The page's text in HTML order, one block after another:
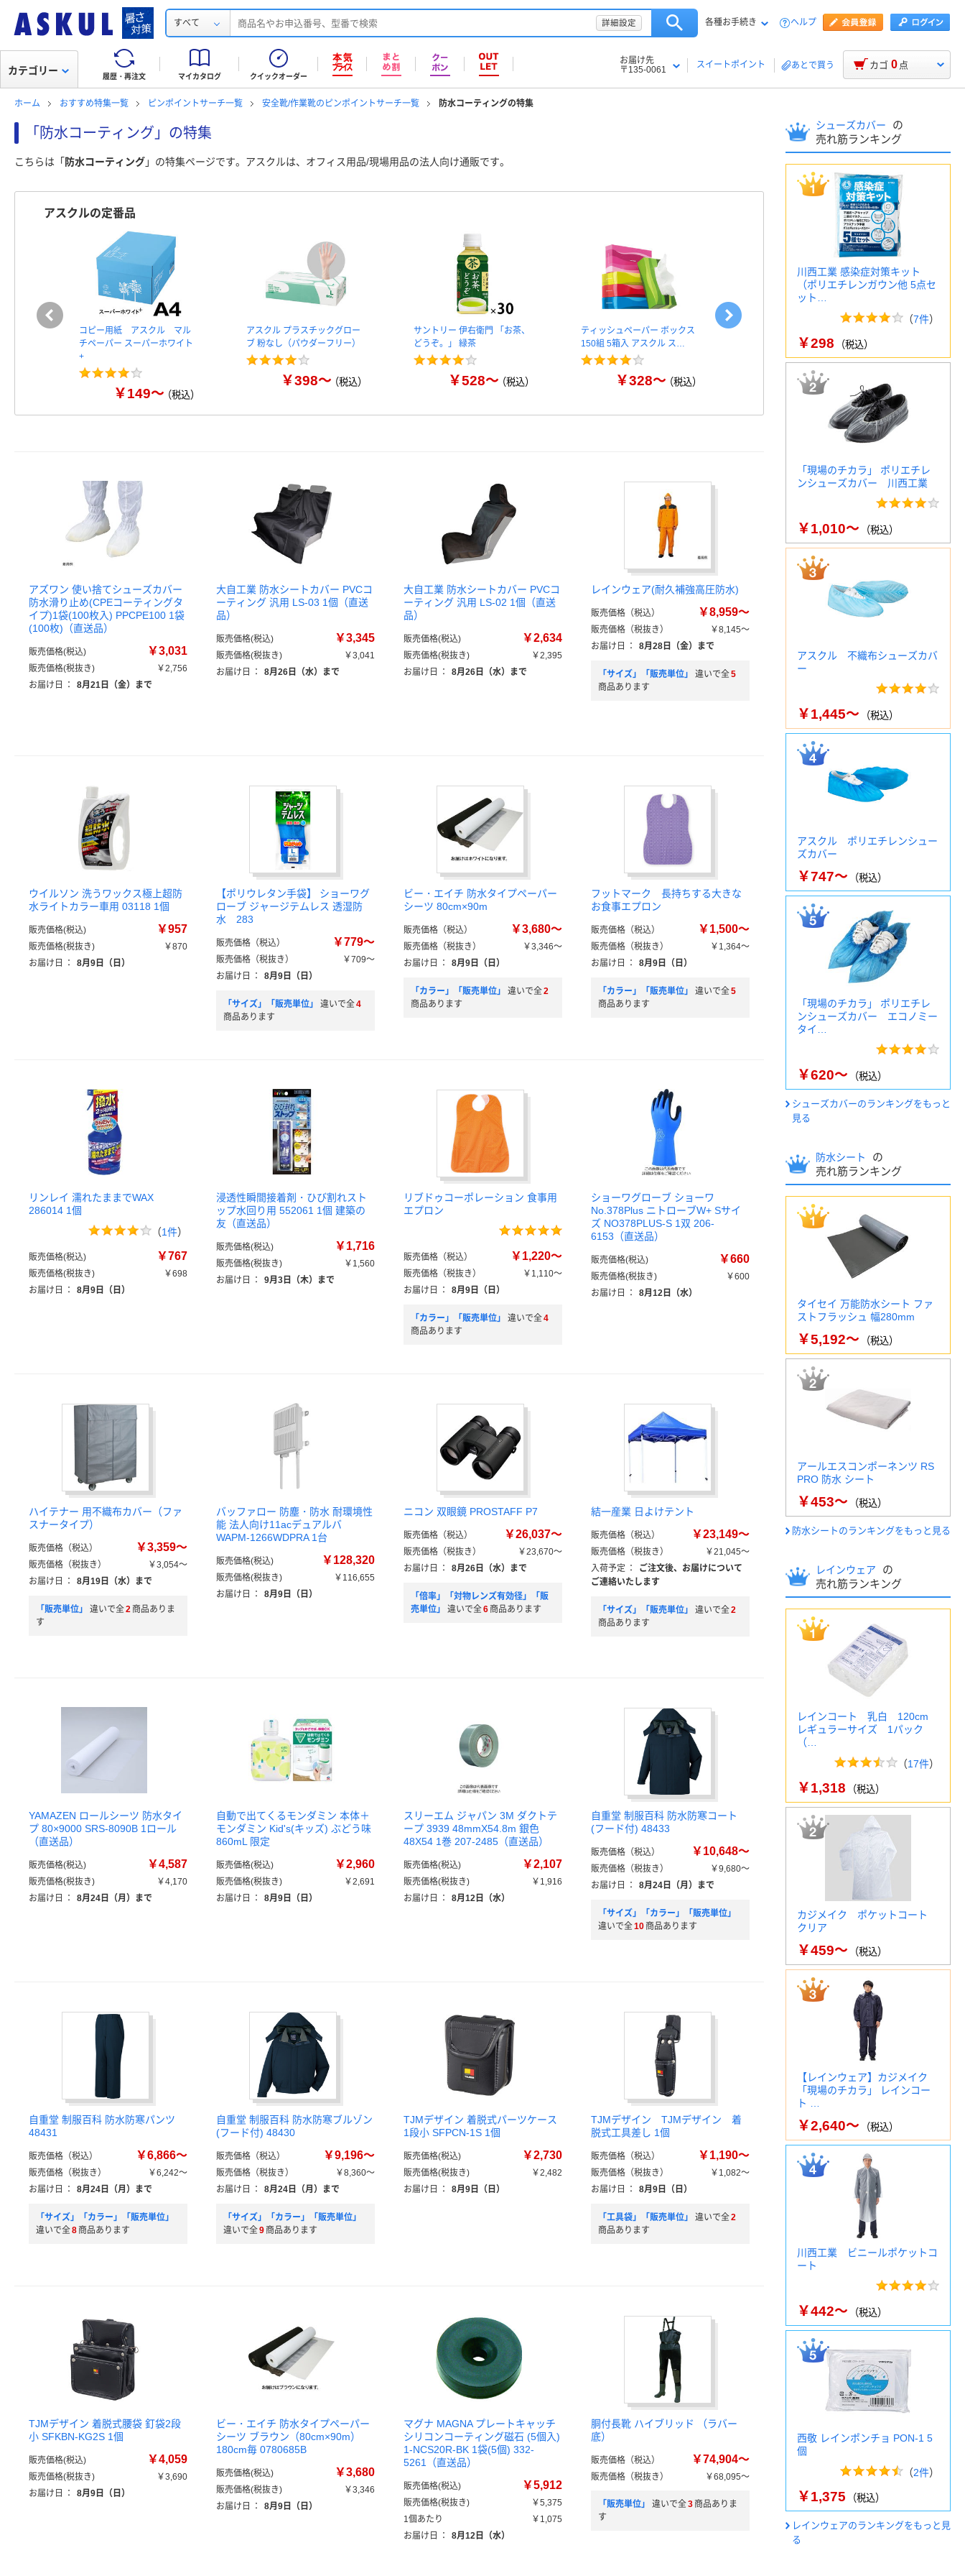
すべて 詳細設定 各種お手続き ヘルプ
履歴・再注文 マイカタログ クイックオーダー
お届け先
〒135-0061
スイートポイント あとで買う
カテゴリー カゴ 0 点
ホーム おすすめ特集一覧 ピンポイントサーチ一覧 安全靴/作業靴のピンポイントサーチ一覧 防水コーティングの特集
「防水コーティング」の特集
こちらは「 防水コーティング」の特集ページです。アスクルは、オフィス用品/現場用品の法人向け通販です。
アスクルの定番品
コピー用紙 アスクル マル
チペーパー スーパーホワイト
+
￥149～（税込）
アスクル プラスチックグロー
ブ 粉なし（パウダーフリー）
￥398～（税込）
サントリー 伊右衛門 「お茶、
どうぞ。」 緑茶
￥528～（税込）
ティッシュペーパー ボックス
150組 5箱入 アスクル ス…
￥328～（税込）
ー スーパーエコノミー+
￥149～
アズワン 使い捨てシューズカバー
防水滑り止め(CPEコーティングタ
イプ)1袋(100枚入) PPCPE100 1袋
(100枚)（直送品）
販売価格(税込) ￥3,031
販売価格(税抜き)
￥2,756
お届け日
： 8月21日（金）まで
大自工業 防水シートカバー PVCコ
ーティング 汎用 LS-03 1個（直送
品）
販売価格(税込) ￥3,345
販売価格(税抜き)
￥3,041
お届け日
： 8月26日（水）まで
大自工業 防水シートカバー PVCコ
ーティング 汎用 LS-02 1個（直送
品）
販売価格(税込) ￥2,634
販売価格(税抜き)
￥2,395
お届け日
： 8月26日（水）まで
レインウェア(耐久補強高圧防水)
販売価格（税込） ￥8,959～
販売価格（税抜き）
￥8,145～
お届け日
： 8月28日（金）まで
「サイズ」「販売単位」 違いで全5
商品あります
ウイルソン 洗うワックス極上超防
水ライトカラー車用 03118 1個
販売価格(税込) ￥957
販売価格(税抜き)
￥870
お届け日
： 8月9日（日）
【ポリウレタン手袋】 ショーワグ
ローブ ジャージテムレス 透湿防
水 283
販売価格（税込） ￥779～
販売価格（税抜き）
￥709～
お届け日
： 8月9日（日）
「サイズ」「販売単位」 違いで全4
商品あります
ビー・エイチ 防水タイプペーパー
シーツ 80cm×90m
販売価格（税込） ￥3,680～
販売価格（税抜き）
￥3,346～
お届け日
： 8月9日（日）
「カラー」「販売単位」 違いで全2
商品あります
フットマーク 長持ちする大きな
お食事エプロン
販売価格（税込） ￥1,500～
販売価格（税抜き）
￥1,364～
お届け日
： 8月9日（日）
「カラー」「販売単位」 違いで全5
商品あります
リンレイ 濡れたままでWAX
286014 1個
（1件）
販売価格(税込) ￥767
販売価格(税抜き)
￥698
お届け日
： 8月9日（日）
浸透性瞬間接着剤・ひび割れスト
ップ水回り用 552061 1個 建築の
友（直送品）
販売価格(税込) ￥1,716
販売価格(税抜き)
￥1,560
お届け日
： 9月3日（木）まで
リブドゥコーポレーション 食事用
エプロン
販売価格（税込） ￥1,220～
販売価格（税抜き）
￥1,110～
お届け日
： 8月9日（日）
「カラー」「販売単位」 違いで全4
商品あります
ショーワグローブ ショーワ
No.378Plus ニトローブW+ Sサイ
ズ NO378PLUS-S 1双 206-
6153（直送品）
販売価格(税込) ￥660
販売価格(税抜き)
￥600
お届け日
： 8月12日（水）
ハイテナー 用不織布カバー（ファ
スナータイプ）
販売価格（税込） ￥3,359～
販売価格（税抜き）
￥3,054～
お届け日
： 8月19日（水）まで
「販売単位」 違いで全2 商品ありま
す
バッファロー 防塵・防水 耐環境性
能 法人向け11acデュアルバ
WAPM-1266WDPRA 1台
販売価格(税込) ￥128,320
販売価格(税抜き)
￥116,655
お届け日
： 8月9日（日）
ニコン 双眼鏡 PROSTAFF P7
販売価格（税込） ￥26,037～
販売価格（税抜き）
￥23,670～
お届け日
： 8月26日（水）まで
「倍率」「対物レンズ有効径」「販
売単位」
違いで全6 商品あります
結一産業 日よけテント
販売価格（税込） ￥23,149～
販売価格（税抜き）
￥21,045～
入荷予定 ：
ご注文後、お届けについて
ご連絡いたします
「サイズ」「販売単位」 違いで全2
商品あります
YAMAZEN ロールシーツ 防水タイ
プ 80×9000 SRS-8090B 1ロール
（直送品）
販売価格(税込) ￥4,587
販売価格(税抜き)
￥4,170
お届け日
： 8月24日（月）まで
自動で出てくるモンダミン 本体＋
モンダミン Kid's(キッズ) ぶどう味
860mL 限定
販売価格(税込) ￥2,960
販売価格(税抜き)
￥2,691
お届け日
： 8月9日（日）
スリーエム ジャパン 3M ダクトテ
ープ 3939 48mmX54.8m 銀色
48X54 1巻 207-2485（直送品）
販売価格(税込) ￥2,107
販売価格(税抜き)
￥1,916
お届け日
： 8月12日（水）
自重堂 制服百科 防水防寒コート
(フード付) 48433
販売価格（税込） ￥10,648～
販売価格（税抜き）
￥9,680～
お届け日
： 8月24日（月）まで
「サイズ」「カラー」「販売単位」
違いで全10 商品あります
自重堂 制服百科 防水防寒パンツ
48431
販売価格（税込） ￥6,866～
販売価格（税抜き）
￥6,242～
お届け日
： 8月24日（月）まで
「サイズ」「カラー」「販売単位」
違いで全8 商品あります
自重堂 制服百科 防水防寒ブルゾン
(フード付) 48430
販売価格（税込） ￥9,196～
販売価格（税抜き）
￥8,360～
お届け日
： 8月24日（月）まで
「サイズ」「カラー」「販売単位」
違いで全9 商品あります
TJMデザイン 着脱式パーツケース
1段小 SFPCN-1S 1個
販売価格(税込) ￥2,730
販売価格(税抜き)
￥2,482
お届け日
： 8月9日（日）
TJMデザイン TJMデザイン 着
脱式工具差し 1個
販売価格（税込） ￥1,190～
販売価格（税抜き）
￥1,082～
お届け日
： 8月9日（日）
「工具袋」「販売単位」 違いで全2
商品あります
TJMデザイン 着脱式腰袋 釘袋2段
小 SFKBN-KG2S 1個
販売価格(税込) ￥4,059
販売価格(税抜き)
￥3,690
お届け日
： 8月9日（日）
ビー・エイチ 防水タイプペーパー
シーツ ブラウン（80cm×90m）
180cm毎 0780685B
販売価格(税込) ￥3,680
販売価格(税抜き)
￥3,346
お届け日
： 8月9日（日）
マグナ MAGNA プレートキャッチ
シリコンコーティング磁石 (5個入)
1-NCS20R-BK 1袋(5個) 332-
5261（直送品）
販売価格(税込) ￥5,912
販売価格(税抜き)
￥5,375
1個あたり
￥1,075
お届け日
： 8月12日（水）
胴付長靴 ハイブリッド （ラバー
底）
販売価格（税込） ￥74,904～
販売価格（税抜き） ￥68,095～
「販売単位」 違いで全3 商品ありま
す
シューズカバー
の
売れ筋ランキング
川西工業 感染症対策キット
（ポリエチレンガウン他 5点セ
ット…
（7件）
￥298 （税込）
「現場のチカラ」 ポリエチレ
ンシューズカバー 川西工業
￥1,010～ （税込）
アスクル 不織布シューズカバ
ー
￥1,445～ （税込）
アスクル ポリエチレンシュー
ズカバー
￥747～ （税込）
「現場のチカラ」 ポリエチレ
ンシューズカバー エコノミー
タイ…
￥620～ （税込）
シューズカバーのランキングをもっと
見る
防水シート
の
売れ筋ランキング
タイセイ 万能防水シート ファ
ストフラッシュ 幅280mm
￥5,192～ （税込）
アールエスコンポーネンツ RS
PRO 防水 シート
￥453～ （税込）
防水シートのランキングをもっと見る
レインウェア
の
売れ筋ランキング
レインコート 乳白 120cm
レギュラーサイズ 1パック
（…
（17件）
￥1,318 （税込）
カジメイク ポケットコート
クリア
￥459～ （税込）
【レインウェア】カジメイク
「現場のチカラ」 レインコー
ト …
￥2,640～ （税込）
川西工業 ビニールポケットコ
ート
￥442～ （税込）
西敬 レインポンチョ PON-1 5
個
（2件）
￥1,375 （税込）
レインウェアのランキングをもっと見
る